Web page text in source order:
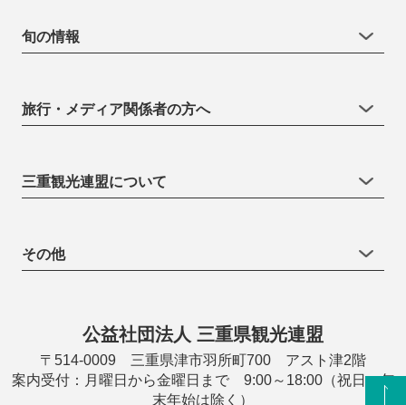
旬の情報
旅行・メディア関係者の方へ
三重観光連盟について
その他
公益社団法人 三重県観光連盟
〒514-0009 三重県津市羽所町700 アスト津2階
案内受付：月曜日から金曜日まで 9:00～18:00（祝日・年
末年始は除く）